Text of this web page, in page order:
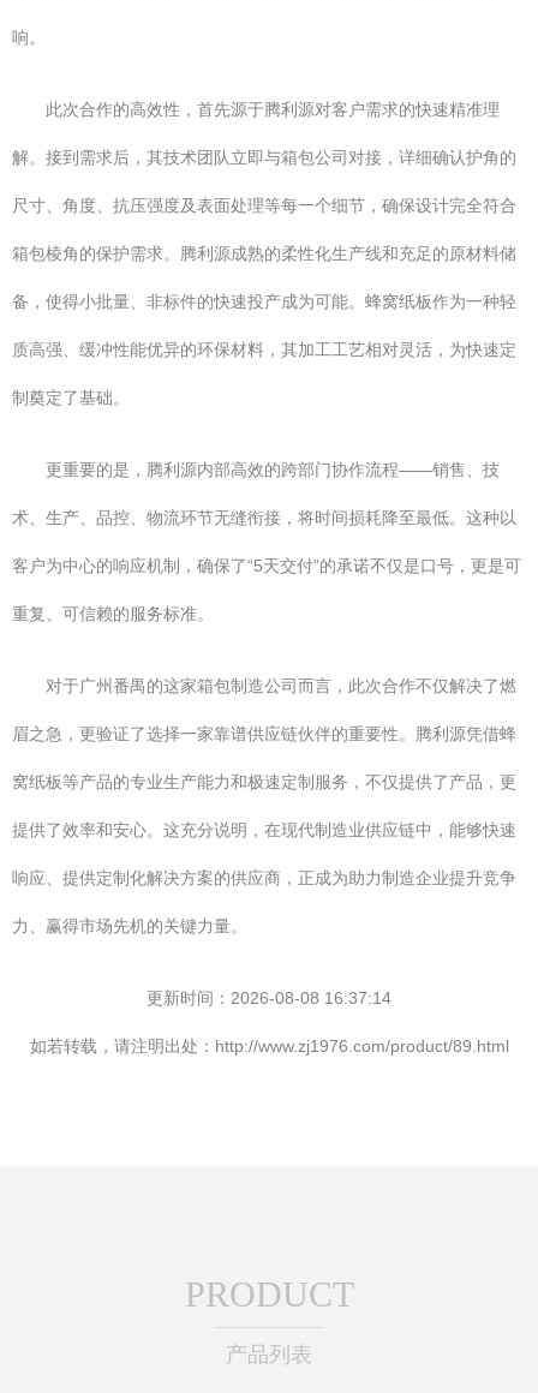
响。
此次合作的高效性，首先源于腾利源对客户需求的快速精准理
解。接到需求后，其技术团队立即与箱包公司对接，详细确认护角的
尺寸、角度、抗压强度及表面处理等每一个细节，确保设计完全符合
箱包棱角的保护需求。腾利源成熟的柔性化生产线和充足的原材料储
备，使得小批量、非标件的快速投产成为可能。蜂窝纸板作为一种轻
质高强、缓冲性能优异的环保材料，其加工工艺相对灵活，为快速定
制奠定了基础。
更重要的是，腾利源内部高效的跨部门协作流程——销售、技
术、生产、品控、物流环节无缝衔接，将时间损耗降至最低。这种以
客户为中心的响应机制，确保了“5天交付”的承诺不仅是口号，更是可
重复、可信赖的服务标准。
对于广州番禺的这家箱包制造公司而言，此次合作不仅解决了燃
眉之急，更验证了选择一家靠谱供应链伙伴的重要性。腾利源凭借蜂
窝纸板等产品的专业生产能力和极速定制服务，不仅提供了产品，更
提供了效率和安心。这充分说明，在现代制造业供应链中，能够快速
响应、提供定制化解决方案的供应商，正成为助力制造企业提升竞争
力、赢得市场先机的关键力量。
更新时间：2026-08-08 16:37:14
如若转载，请注明出处：http://www.zj1976.com/product/89.html
PRODUCT
产品列表